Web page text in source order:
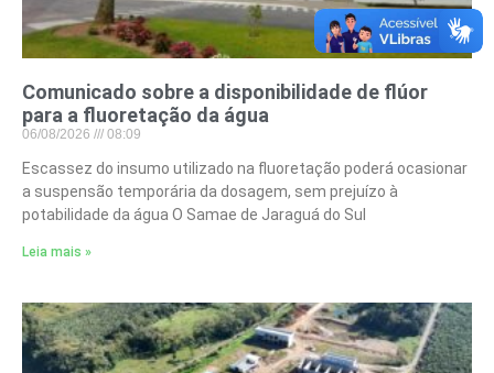
Comunicado sobre a disponibilidade de flúor
para a fluoretação da água
06/08/2026 08:09
Escassez do insumo utilizado na fluoretação poderá ocasionar
a suspensão temporária da dosagem, sem prejuízo à
potabilidade da água O Samae de Jaraguá do Sul
Leia mais »